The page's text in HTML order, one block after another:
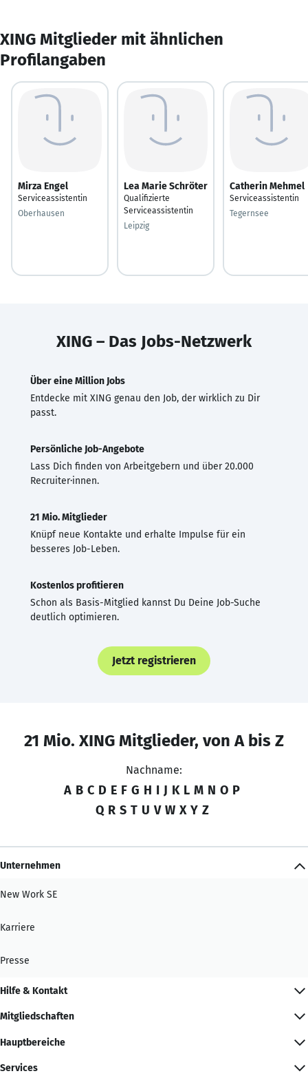
XING Mitglieder mit ähnlichen
Profilangaben
Mirza Engel
Serviceassistentin
Oberhausen
Lea Marie Schröter
Qualifizierte
Serviceassistentin
Leipzig
Catherin Mehmel
Serviceassistentin
Tegernsee
XING – Das Jobs-Netzwerk
Über eine Million Jobs
Entdecke mit XING genau den Job, der wirklich zu Dir
passt.
Persönliche Job-Angebote
Lass Dich finden von Arbeitgebern und über 20.000
Recruiter·innen.
21 Mio. Mitglieder
Knüpf neue Kontakte und erhalte Impulse für ein
besseres Job-Leben.
Kostenlos profitieren
Schon als Basis-Mitglied kannst Du Deine Job-Suche
deutlich optimieren.
Jetzt registrieren
21 Mio. XING Mitglieder, von A bis Z
Nachname:
A B C D E F G H I J K L M N O P
Q R S T U V W X Y Z
Unternehmen
New Work SE
Karriere
Presse
Hilfe & Kontakt
Mitgliedschaften
Hauptbereiche
Services